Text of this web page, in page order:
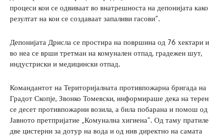
процеси кои се одвиваат во внатрешноста на депонијата како
резултат на кои се создаваат запаливи гасови“.
Депонијата Дрисла се простира на површина од 76 хектари и
во неа се врши третман на комунален отпад, градежен шут,
индустриски и медицински отпад.
Командантот на Територијалната противпожарна бригада на
Градот Скопје, Звонко Томевски, информираше дека на терен
се десет противпожарни возила, а била побарана и помош од
Јавното претпријатие „Комунална хигиена“. Од таму пратиле
две цистерни за дотур на вода и од нив директно на самата